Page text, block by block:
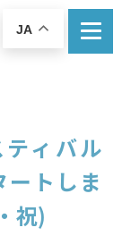
JA
ィバル
トしま
祝)